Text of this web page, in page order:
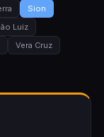
Sion
Luiz
Vera Cruz